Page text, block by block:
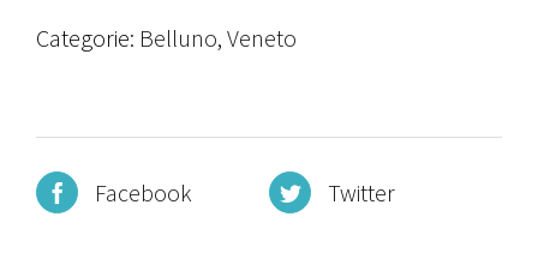
Categorie: Belluno, Veneto
Facebook Twitter